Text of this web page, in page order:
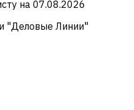
на 07.08.2026
"Деловые Линии"